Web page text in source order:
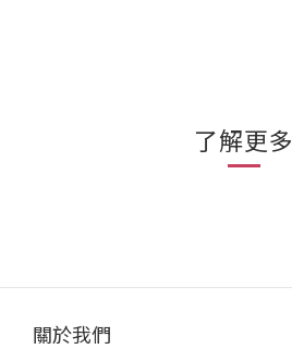
了解更多
關於我們